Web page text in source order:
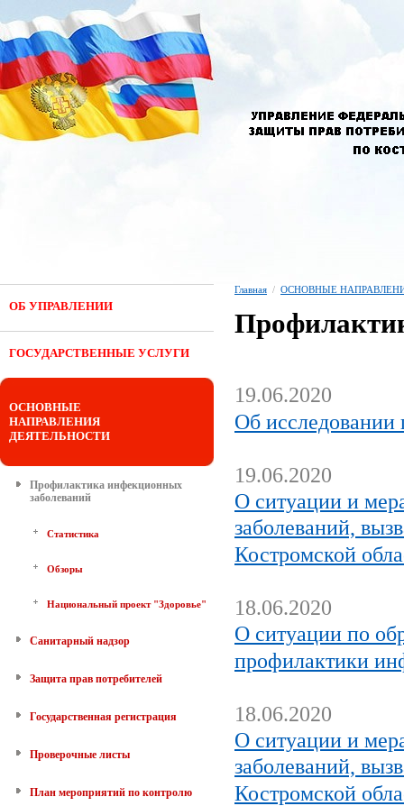
ОБ УПРАВЛЕНИИ
ГОСУДАРСТВЕННЫЕ УСЛУГИ
ОСНОВНЫЕ
НАПРАВЛЕНИЯ
ДЕЯТЕЛЬНОСТИ
Профилактика инфекционных
заболеваний
Статистика
Обзоры
Национальный проект "Здоровье"
Санитарный надзор
Защита прав потребителей
Государственная регистрация
Проверочные листы
План мероприятий по контролю
Главная / ОСНОВНЫЕ
19.06.2020
Об исследовании
19.06.2020
О ситуации и
заболеваний,
Костромской
18.06.2020
О ситуации по
профилактики
18.06.2020
О ситуации и
заболеваний,
Костромской